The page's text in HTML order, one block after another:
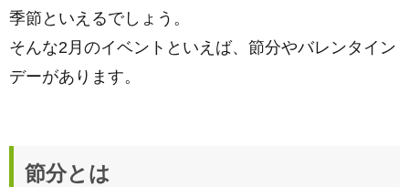
季節といえるでしょう。
そんな2月のイベントといえば、節分やバレンタイン
デーがあります。
節分とは